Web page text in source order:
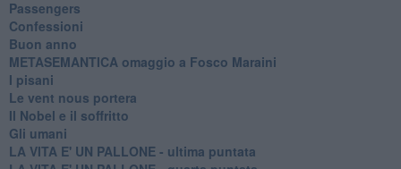
Passengers
Confessioni
Buon anno
METASEMANTICA omaggio a Fosco Maraini
I pisani
Le vent nous portera
Il Nobel e il soffritto
Gli umani
LA VITA E' UN PALLONE - ultima puntata